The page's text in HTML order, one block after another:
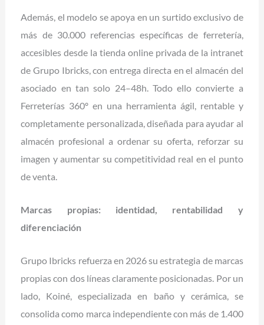
Además, el modelo se apoya en un surtido exclusivo de
más de 30.000 referencias específicas de ferretería,
accesibles desde la tienda online privada de la intranet
de Grupo Ibricks, con entrega directa en el almacén del
asociado en tan solo 24–48h. Todo ello convierte a
Ferreterías 360º en una herramienta ágil, rentable y
completamente personalizada, diseñada para ayudar al
almacén profesional a ordenar su oferta, reforzar su
imagen y aumentar su competitividad real en el punto
de venta.
Marcas propias: identidad, rentabilidad y
diferenciación
Grupo Ibricks refuerza en 2026 su estrategia de marcas
propias con dos líneas claramente posicionadas. Por un
lado, Koiné, especializada en baño y cerámica, se
consolida como marca independiente con más de 1.400